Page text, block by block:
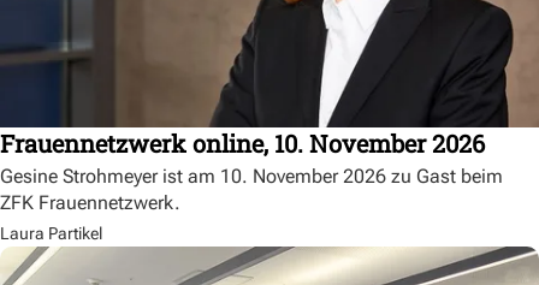
Frauennetzwerk online, 10. November 2026
Gesine Strohmeyer ist am 10. November 2026 zu Gast beim
ZFK Frauennetzwerk.
Laura Partikel